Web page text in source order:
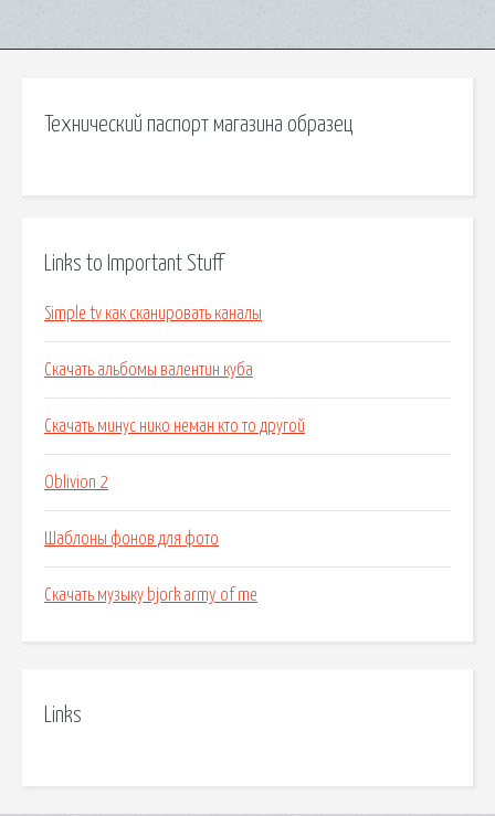
Технический паспорт магазина образец
Links to Important Stuff
Simple tv как сканировать каналы
Скачать альбомы валентин куба
Скачать минус нико неман кто то другой
Oblivion 2
Шаблоны фонов для фото
Скачать музыку bjork army of me
Links